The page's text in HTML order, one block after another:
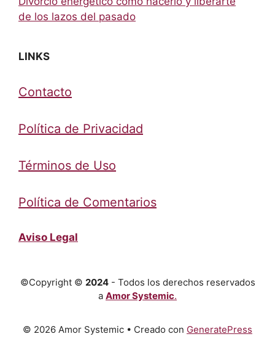
de los lazos del pasado
LINKS
Contacto
Política de Privacidad
Términos de Uso
Política de Comentarios
Aviso Legal
©Copyright © 2024- Todos los derechos reservados
a Amor Systemic.
© 2026 Amor Systemic • Creado con GeneratePress